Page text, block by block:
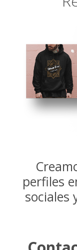
perfiles
sociales